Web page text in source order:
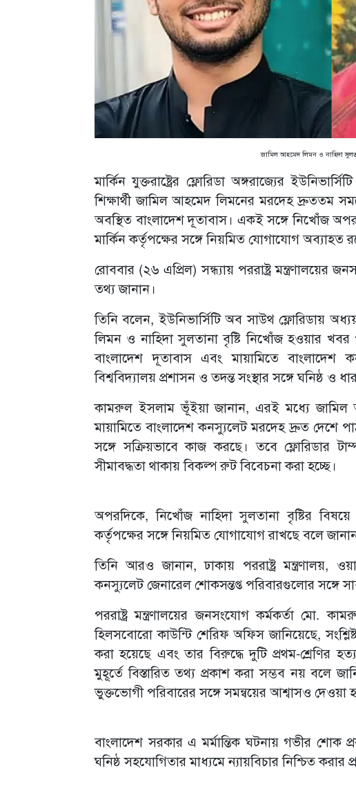
জামিল আহমেদ লিমন ও নাহিদা
মার্কিন যুক্তরাষ্ট্রের ফ্লোরিডা অঙ্গরাজ্যের
শিক্ষার্থী জামিল আহমেদ লিমনের মরদেহ দ্রুততম
অবস্থিত বাংলাদেশ দূতাবাস। একই সঙ্গে নিখোঁজ অপর
মার্কিন কর্তৃপক্ষের সঙ্গে নিয়মিত যোগাযোগ অব্যাহত
রোববার (২৬ এপ্রিল) সন্ধ্যায় পররাষ্ট্র
তথ্য জানান।
তিনি বলেন, ইউনিভার্সিটি অব সাউথ ফ্লোরিডায়
লিমন ও নাহিদা সুলতানা বৃষ্টি নিখোঁজ হওয়ার
বাংলাদেশ দূতাবাস এবং মায়ামিতে বাংলাদেশ
বিশ্ববিদ্যালয় প্রশাসন ও তদন্ত সংস্থার সঙ্গে ঘনিষ্ঠ
কামরুল ইসলাম ভূঁইয়া জানান, এরই মধ্যে জামিল
মায়ামিতে বাংলাদেশ কনস্যুলেট মরদেহ দ্রুত দেশে
সঙ্গে সক্রিয়ভাবে কাজ করছে। তবে ফ্লোরিডার
সীমাবদ্ধতা থাকায় বিকল্প রুট বিবেচনা করা হচ্ছে।
অপরদিকে, নিখোঁজ নাহিদা সুলতানা বৃষ্টির
কর্তৃপক্ষের সঙ্গে নিয়মিত যোগাযোগ রাখছে বলে
তিনি আরও জানান, ঢাকায় পররাষ্ট্র মন্ত্রণালয়,
কনস্যুলেট জেনারেল শোকসন্তপ্ত পরিবারগুলোর সঙ্গে
পররাষ্ট্র মন্ত্রণালয়ের জনসংযোগ কর্মকর্তা মো.
হিলসবোরো কাউন্টি শেরিফ অফিস জানিয়েছে,
করা হয়েছে এবং তার বিরুদ্ধে দুটি প্রথম-শ্রেণির
মুহূর্তে বিস্তারিত তথ্য প্রকাশ করা সম্ভব নয় বলে
ভুক্তভোগী পরিবারের সঙ্গে সমন্বয়ের আশ্বাসও দেওয়া
বাংলাদেশ সরকার এ মর্মান্তিক ঘটনায় গভীর শোক
ঘনিষ্ঠ সহযোগিতার মাধ্যমে ন্যায়বিচার নিশ্চিত করার